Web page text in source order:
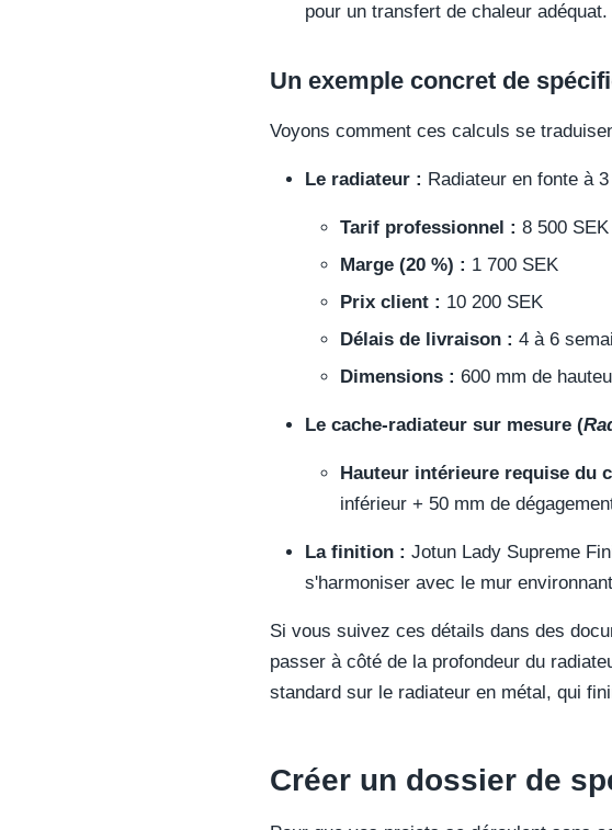
pour un transfert de chaleur adéquat.
Un exemple concret de
Voyons comment ces calculs se
Le radiateur : Radiateur en fonte à
Tarif professionnel : 8 500 SEK
Marge (20 %) : 1 700 SEK
Prix client : 10 200 SEK
Délais de livraison : 4 à 6
Dimensions : 600 mm de
Le cache-radiateur sur mesure (
Hauteur intérieure requise du
inférieur + 50 mm de
La finition : Jotun Lady Supreme
s'harmoniser avec le mur
Si vous suivez ces détails dans des
passer à côté de la profondeur du
standard sur le radiateur en métal, qui
Créer un dossier de